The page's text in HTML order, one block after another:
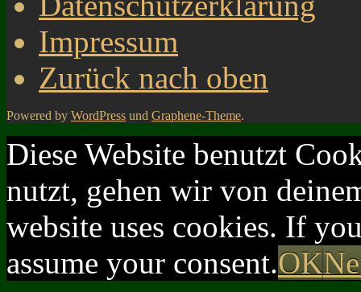
Impressum
Zurück nach oben
Powered by WordPress und Graphene-Theme.
Diese Website benutzt
nutzt, gehen wir von
website uses cookies. If
assume your consent.OK